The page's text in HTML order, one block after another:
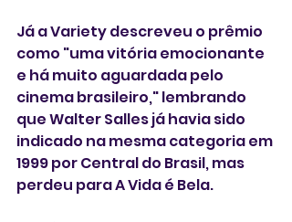
Já a Variety descreveu o prêmio
como "uma vitória emocionante
e há muito aguardada pelo
cinema brasileiro," lembrando
que Walter Salles já havia sido
indicado na mesma categoria em
1999 por Central do Brasil, mas
perdeu para A Vida é Bela.